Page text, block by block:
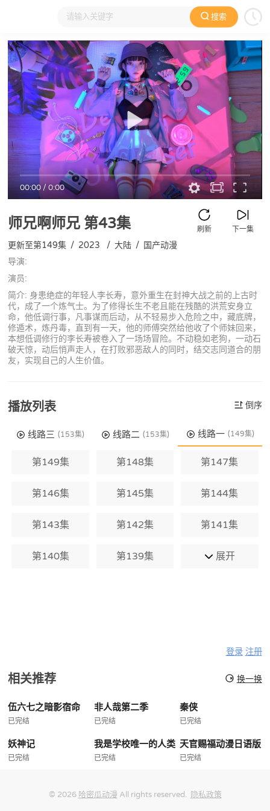
搜索
大家在看 日本动漫 国产动漫 欧美动漫 动漫电影
00:00/0:00
师兄啊师兄 第43集 下一集
刷新
更新至第149集 / 2023 / 大陆 / 国产动漫
导演:
演员:
简介: 身患绝症的年轻人李长寿，意外重生在封神大战之前的上古时
代，成了一个炼气士。为了修得长生不老且能在残酷的洪荒安身立
命，他低调行事，凡事谋而后动，从不轻易步入危险之中，藏底牌，
修遁术，炼丹毒，直到有一天，他的师傅突然给他收了个师妹回来，
本想低调修行的李长寿被卷入了一场场冒险。不动稳如老狗，一动石
破天惊，动后悄声走人，在打败邪恶敌人的同时，结交志同道合的朋
友，实现自己的人生价值。
播放列表 倒序
线路三 (153集) 线路二 (153集) 线路一 (149集)
第149集 第148集 第147集
第146集 第145集 第144集
第143集 第142集 第141集
第140集 第139集 展开
登录 注册
相关推荐 换一换
伍六七之暗影宿命
已完结
非人哉第二季
已完结
秦侠
已完结
妖神记
已完结
我是学校唯一的人类
已完结
天官赐福动漫日语版
已完结
© 2026 哈密瓜动漫 All rights reserved. 隐私政策